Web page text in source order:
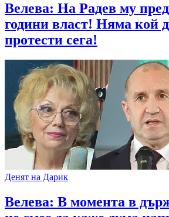
Велева: На Радев му
години власт! Няма кой
протести сега!
Денят на Дарик
Велева: В момента в